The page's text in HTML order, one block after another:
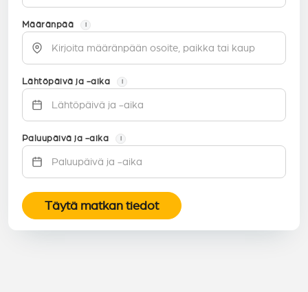
Määränpää i
Lähtöpäivä ja -aika i
Paluupäivä ja -aika i
Täytä matkan tiedot